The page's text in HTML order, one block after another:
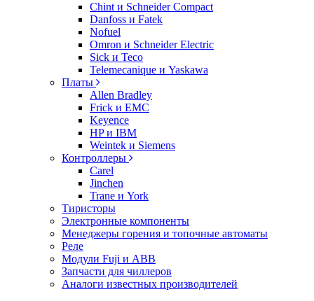
Chint и Schneider Compact
Danfoss и Fatek
Nofuel
Omron и Schneider Electric
Sick и Teco
Telemecanique и Yaskawa
Платы
Allen Bradley
Frick и EMC
Keyence
HP и IBM
Weintek и Siemens
Контроллеры
Carel
Jinchen
Trane и York
Тиристоры
Электронные компоненты
Менеджеры горения и топочные автоматы
Реле
Модули Fuji и ABB
Запчасти для чиллеров
Аналоги известных производителей